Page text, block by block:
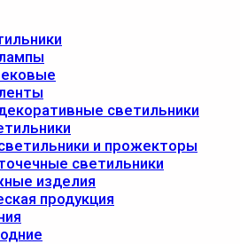
светильники
и прожекторы
светильники
изделия
продукция